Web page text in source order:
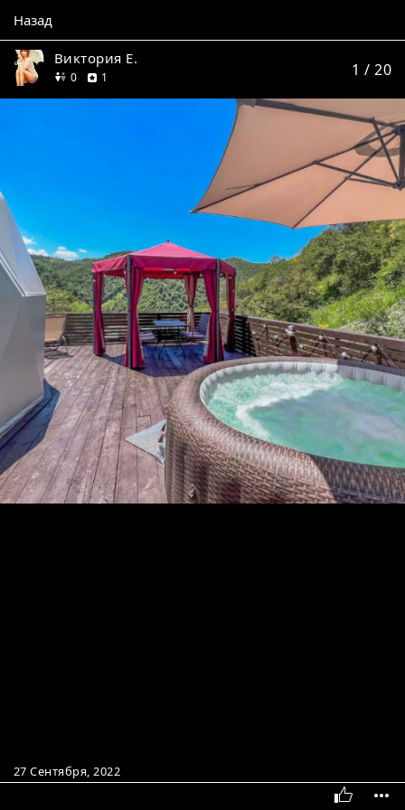
Назад
Виктория Е.
0друзей
1 1 / 20
27 Сентября, 2022